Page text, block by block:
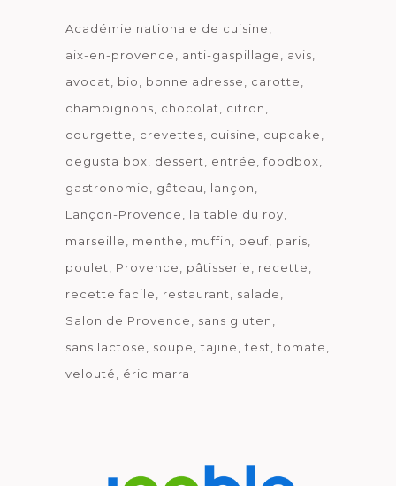
Académie nationale de cuisine
aix-en-provence
anti-gaspillage
avis
avocat
bio bonne adresse
carotte
champignons
chocolat
citron
courgette
crevettes cuisine
cupcake
degusta box
dessert entrée
foodbox
gastronomie
gâteau
lançon
Lançon-Provence
la table du roy
marseille
menthe muffin oeuf paris
poulet
Provence pâtisserie
recette
recette facile
restaurant
salade
Salon de Provence
sans gluten
sans lactose
soupe tajine test
tomate
velouté
éric marra